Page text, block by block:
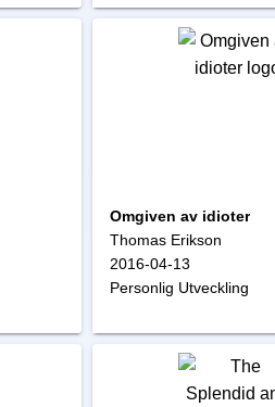
Omgiven av idioter
Thomas Erikson
2016-04-13
Personlig Utveckling